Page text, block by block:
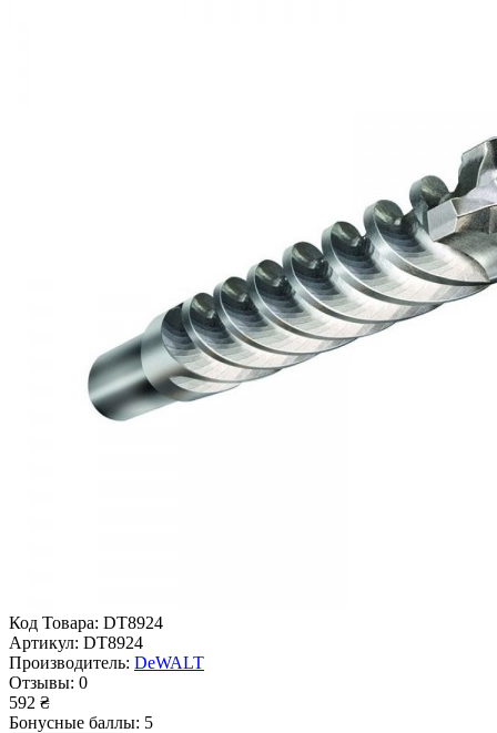
Код Товара: DT8924
Артикул: DT8924
Производитель: DeWALT
Отзывы: 0
592 ₴
Бонусные баллы: 5